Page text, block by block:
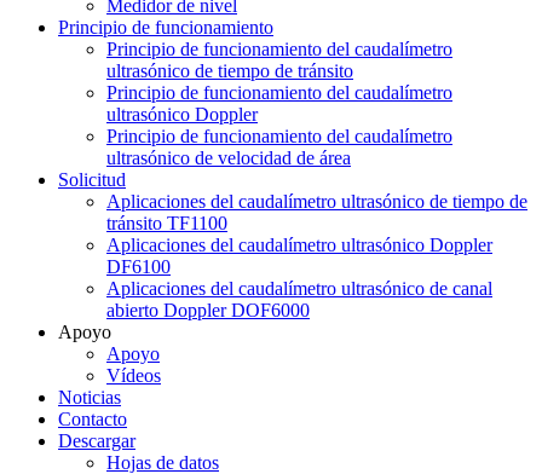
Medidor de nivel
Principio de funcionamiento
Principio de funcionamiento del caudalímetro
ultrasónico de tiempo de tránsito
Principio de funcionamiento del caudalímetro
ultrasónico Doppler
Principio de funcionamiento del caudalímetro
ultrasónico de velocidad de área
Solicitud
Aplicaciones del caudalímetro ultrasónico de tiempo de
tránsito TF1100
Aplicaciones del caudalímetro ultrasónico Doppler
DF6100
Aplicaciones del caudalímetro ultrasónico de canal
abierto Doppler DOF6000
Apoyo
Apoyo
Vídeos
Noticias
Contacto
Descargar
Hojas de datos